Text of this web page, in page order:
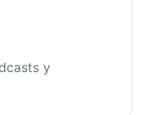
y